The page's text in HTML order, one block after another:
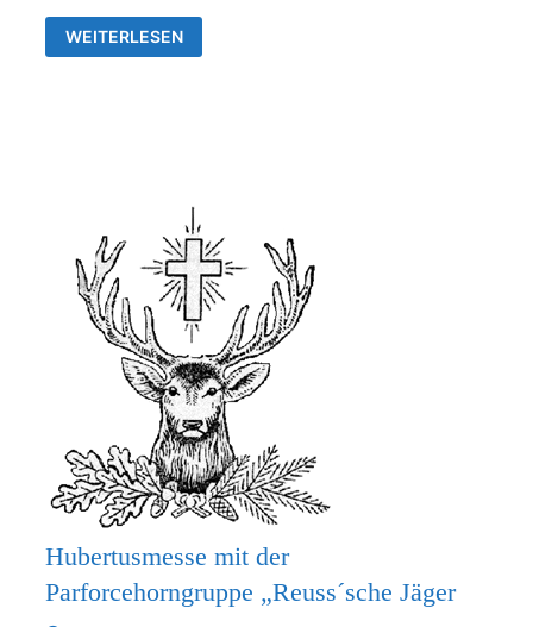
WIR
SUCHEN
DICH
WEITERLESEN
Hubertusmesse mit der
Parforcehorngruppe „Reuss´sche Jäger